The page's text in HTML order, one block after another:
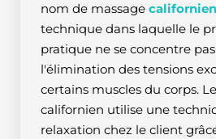
nom de massage
technique dans laquelle le
pratique ne se concentre
l'élimination des tensions
certains muscles du corps.
californien utilise une
relaxation chez le client